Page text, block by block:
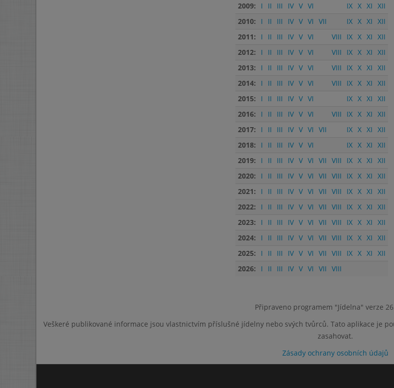
2009:
I II III IV V VI IX X XI XII
2010:
I II III IV V VI VII IX X XI XII
2011:
I II III IV V VI VIII IX X XI XII
2012:
I II III IV V VI VIII IX X XI XII
2013:
I II III IV V VI VIII IX X XI XII
2014:
I II III IV V VI VIII IX X XI XII
2015:
I II III IV V VI IX X XI XII
2016:
I II III IV V VI VIII IX X XI XII
2017:
I II III IV V VI VII IX X XI XII
2018:
I II III IV V VI IX X XI XII
2019:
I II III IV V VI VII VIII IX X XI XII
2020:
I II III IV V VI VII VIII IX X XI XII
2021:
I II III IV V VI VII VIII IX X XI XII
2022:
I II III IV V VI VII VIII IX X XI XII
2023:
I II III IV V VI VII VIII IX X XI XII
2024:
I II III IV V VI VII VIII IX X XI XII
2025:
I II III IV V VI VII VIII IX X XI XII
2026:
I II III IV V VI VII VIII
Připraveno programem "Jídelna" verze
Veškeré publikované informace jsou vlastnictvím příslušné jídelny nebo svých tvůrců. Tato aplikace je
zasahovat.
Zásady ochrany osobních údajů